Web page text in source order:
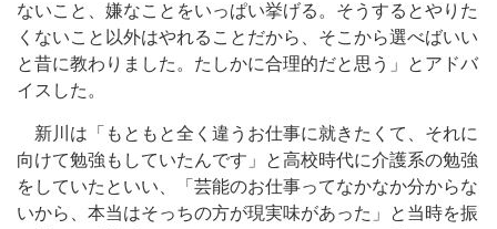
ないこと、嫌なことをいっぱい挙げる。そうするとやりた
くないこと以外はやれることだから、そこから選べばいい
と昔に教わりました。たしかに合理的だと思う」とアドバ
イスした。
新川は「もともと全く違うお仕事に就きたくて、それに
向けて勉強もしていたんです」と高校時代に介護系の勉強
をしていたといい、「芸能のお仕事ってなかなか分からな
いから、本当はそっちの方が現実味があった」と当時を振